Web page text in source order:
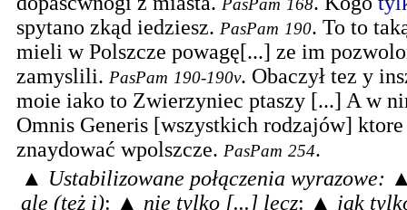
PasPam 168
spytano zkąd iedziesz. PasPam 190. To to
mieli w Polszcze powagę[...] ze im
zamyslili. PasPam 190-190v. Obaczył tez y
moie iako to Zwierzyniec ptaszy [...] A w
Omnis Generis [wszystkich rodzajów]
znaydować wpolszcze. PasPam 254.
▲ Ustabilizowane połączenia wyrazowe:
ale (też i): ▲ nie tylko [...] lecz: ▲ jak